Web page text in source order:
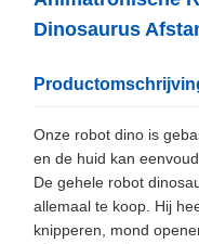
Dinosaurus
Onze robot dino is
en de huid kan
De gehele robot
allemaal te koop. Hij
knipperen, mond